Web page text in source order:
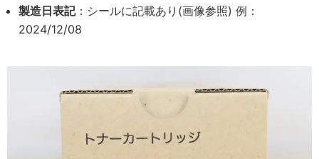
製造日表記：シールに記載あり(画像参照) 例：
2024/12/08